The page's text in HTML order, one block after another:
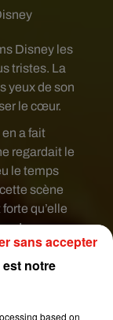
Disney les
tristes. La
yeux de son
le cœur.
a fait
regardait le
le temps
scène
qu’elle
!
notre
based on
sans accepter